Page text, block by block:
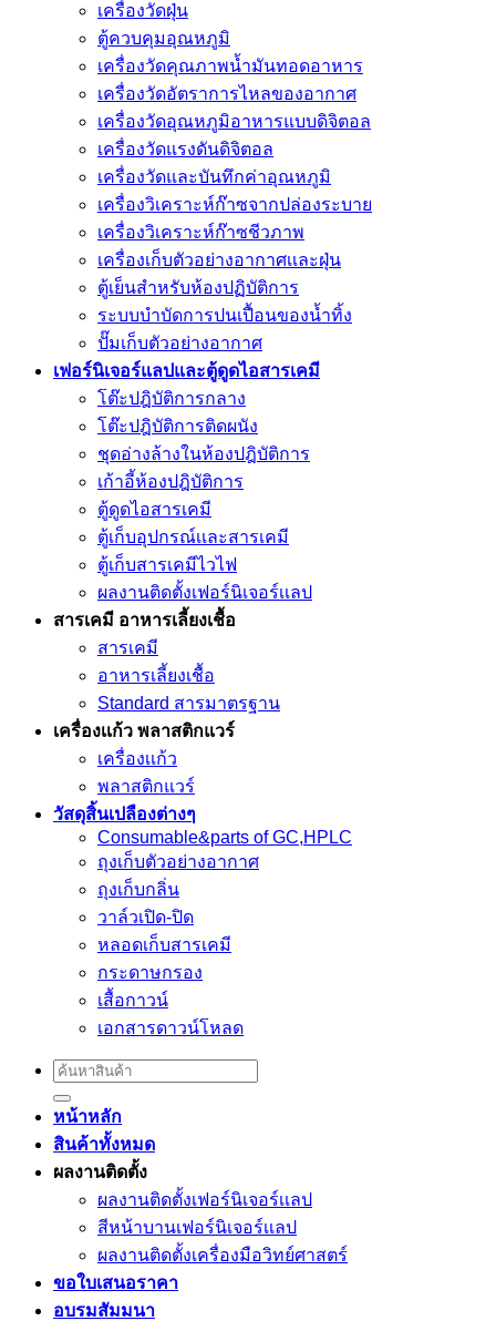
เครื่องวัดฝุ่น
ตู้ควบคุมอุณหภูมิ
เครื่องวัดคุณภาพน้ำมันทอดอาหาร
เครื่องวัดอัตราการไหลของอากาศ
เครื่องวัดอุณหภูมิอาหารแบบดิจิตอล
เครื่องวัดแรงดันดิจิตอล
เครื่องวัดและบันทึกค่าอุณหภูมิ
เครื่องวิเคราะห์ก๊าซจากปล่องระบาย
เครื่องวิเคราะห์ก๊าซชีวภาพ
เครื่องเก็บตัวอย่างอากาศเเละฝุ่น
ตู้เย็นสำหรับห้องปฏิบัติการ
ระบบบำบัดการปนเปื้อนของน้ำทิ้ง
ปั๊มเก็บตัวอย่างอากาศ
เฟอร์นิเจอร์แลปและตู้ดูดไอสารเคมี
โต๊ะปฎิบัติการกลาง
โต๊ะปฎิบัติการติดผนัง
ชุดอ่างล้างในห้องปฎิบัติการ
เก้าอี้ห้องปฎิบัติการ
ตู้ดูดไอสารเคมี
ตู้เก็บอุปกรณ์เเละสารเคมี
ตู้เก็บสารเคมีไวไฟ
ผลงานติดตั้งเฟอร์นิเจอร์เเลป
สารเคมี อาหารเลี้ยงเชื้อ
สารเคมี
อาหารเลี้ยงเชื้อ
Standard สารมาตรฐาน
เครื่องเเก้ว พลาสติกแวร์
เครื่องเเก้ว
พลาสติกแวร์
วัสดุสิ้นเปลืองต่างๆ
Consumable&parts of GC,HPLC
ถุงเก็บตัวอย่างอากาศ
ถุงเก็บกลิ่น
วาล์วเปิด-ปิด
หลอดเก็บสารเคมี
กระดาษกรอง
เสื้อกาวน์
เอกสารดาวน์โหลด
Search
for:
หน้าหลัก
สินค้าทั้งหมด
ผลงานติดตั้ง
ผลงานติดตั้งเฟอร์นิเจอร์เเลป
สีหน้าบานเฟอร์นิเจอร์เเลป
ผลงานติดตั้งเครื่องมือวิทย์ศาสตร์
ขอใบเสนอราคา
อบรมสัมมนา